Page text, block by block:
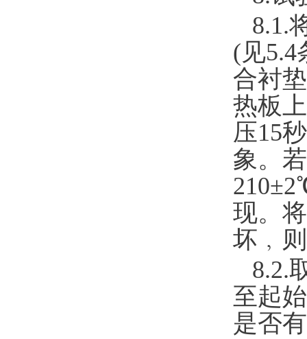
8.1.
(见5.4
合衬
热板
压15
象。
现。
坏﹐
8.2.
至起
是否